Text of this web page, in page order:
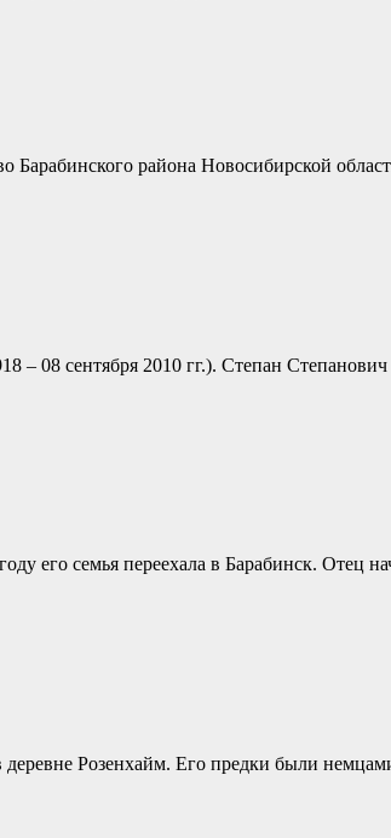
Барабинского района Новосибирской
08 сентября 2010 гг.). Степан
его семья переехала в Барабинск. Отец
деревне Розенхайм. Его предки были